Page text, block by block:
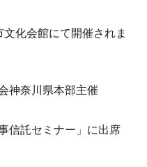
化会館にて開催されま
神奈川県本部主催
信託セミナー」に出席